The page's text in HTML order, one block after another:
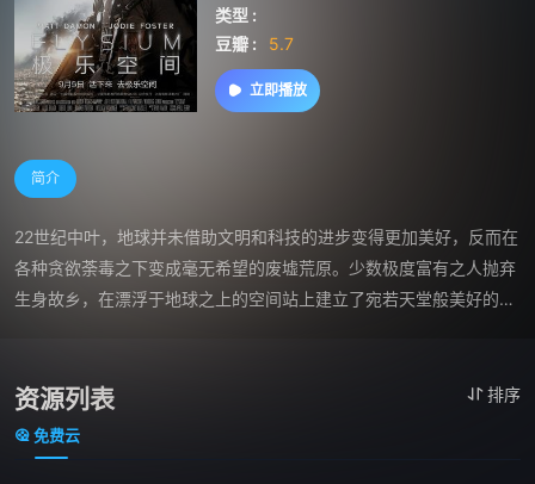
类型 :
豆瓣 :
5.7
立即播放
简介
22世纪中叶，地球并未借助文明和科技的进步变得更加美好，反而在
各种贪欲荼毒之下变成毫无希望的废墟荒原。少数极度富有之人抛弃
生身故乡，在漂浮于地球之上的空间站上建立了宛若天堂般美好的乐
严苛可笑的联邦法规的压迫。他们在富人建立起来的工业系统下努力
赚取稀薄的营生，时而仰望苍穹，幻想着早日移民空间站开始新的生
活。无奈在政府官员德拉库特（朱迪·福斯特 Jodie Foster 饰）的铁
资源列表 排序
免费云